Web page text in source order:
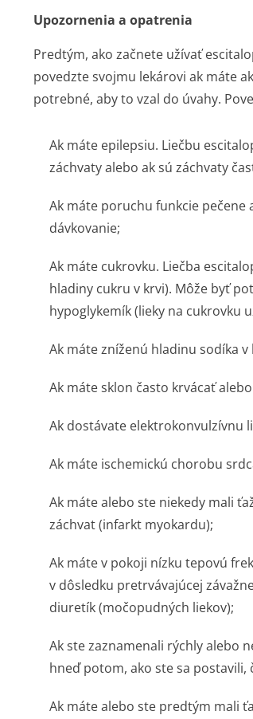
Upozornenia a opatrenia
Predtým, ako začnete užívať
povedzte svojmu lekárovi ak máte
potrebné, aby to vzal do úvahy.
Ak máte epilepsiu. Liečbu
záchvaty alebo ak sú záchvaty
Ak máte poruchu funkcie
dávkovanie;
Ak máte cukrovku. Liečba
hladiny cukru v krvi). Môže byť
hypoglykemík (lieky na cukrovku
Ak máte zníženú hladinu sodíka v
Ak máte sklon často krvácať
Ak dostávate elektrokonvulzívnu
Ak máte ischemickú chorobu
Ak máte alebo ste niekedy mali
záchvat (infarkt myokardu);
Ak máte v pokoji nízku tepovú
v dôsledku pretrvávajúcej
diuretík (močopudných liekov);
Ak ste zaznamenali rýchly alebo
hneď potom, ako ste sa
Ak máte alebo ste predtým mali